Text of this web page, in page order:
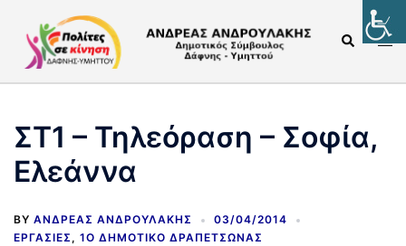
ΣΤ1 – Τηλεόραση – Σοφία,
Ελεάννα
BY ΑΝΔΡΈΑΣ ΑΝΔΡΟΥΛΆΚΗΣ
03/04/2014
ΕΡΓΑΣΊΕΣ , 1Ο ΔΗΜΟΤΙΚΌ ΔΡΑΠΕΤΣΏΝΑΣ